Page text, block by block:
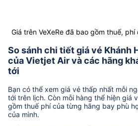
Giá trên VeXeRe đã bao gồm thuế, phí
So sánh chi tiết giá vé Khánh
của Vietjet Air và các hãng
tới
Bạn có thể xem giá vé thấp nhất mỗi
tới trên lịch. Còn mỗi hàng thể hiện giá
gồm thuế phí của từng hãng bay phù
của mình.